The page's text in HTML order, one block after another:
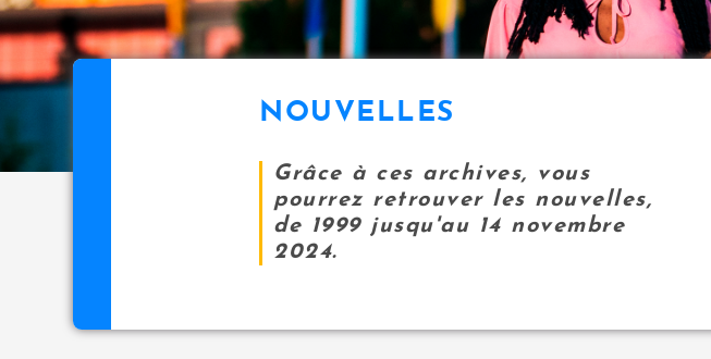
NOUVELLES
Grâce à ces archives, vous
pourrez retrouver les nouvelles,
de 1999 jusqu'au 14 novembre
2024.